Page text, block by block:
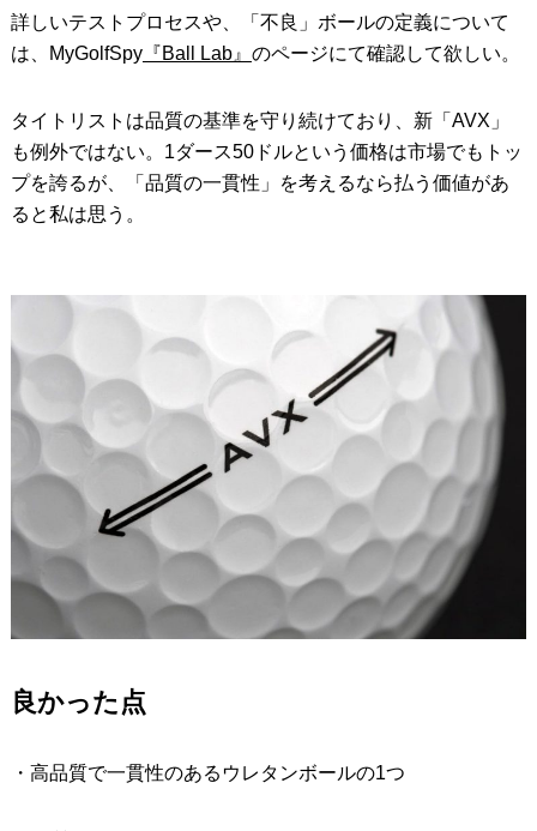
詳しいテストプロセスや、「不良」ボールの定義について
は、MyGolfSpy『Ball Lab』 のページにて確認して欲しい。
タイトリストは品質の基準を守り続けており、新「AVX」
も例外ではない。1ダース50ドルという価格は市場でもトッ
プを誇るが、「品質の一貫性」を考えるなら払う価値があ
ると私は思う。
良かった点
・高品質で一貫性のあるウレタンボールの1つ